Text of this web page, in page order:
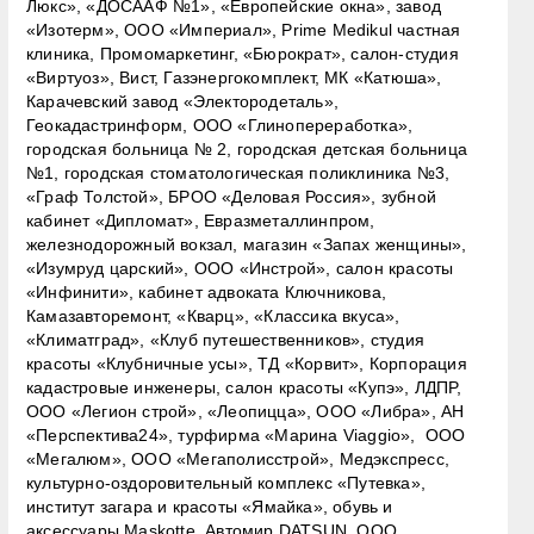
Люкс», «ДОСААФ №1», «Европейские окна», завод
«Изотерм», ООО «Империал», Prime Medikul частная
клиника, Промомаркетинг, «Бюрократ», салон-студия
«Виртуоз», Вист, Газэнергокомплект, МК «Катюша»,
Карачевский завод «Электородеталь»,
Геокадастринформ, ООО «Глинопереработка»,
городская больница № 2, городская детская больница
№1, городская стоматологическая поликлиника №3,
«Граф Толстой», БРОО «Деловая Россия», зубной
кабинет «Дипломат», Евразметаллинпром,
железнодорожный вокзал, магазин «Запах женщины»,
«Изумруд царский», ООО «Инстрой», салон красоты
«Инфинити», кабинет адвоката Ключникова,
Камазавторемонт, «Кварц», «Классика вкуса»,
«Климатград», «Клуб путешественников», студия
красоты «Клубничные усы», ТД «Корвит», Корпорация
кадастровые инженеры, салон красоты «Купэ», ЛДПР,
ООО «Легион строй», «Леопицца», ООО «Либра», АН
«Перспектива24», турфирма «Марина Viaggio», ООО
«Мегалюм», ООО «Мегаполисстрой», Медэкспресс,
культурно-оздоровительный комплекс «Путевка»,
институт загара и красоты «Ямайка», обувь и
аксессуары Maskotte, Автомир DATSUN, ООО